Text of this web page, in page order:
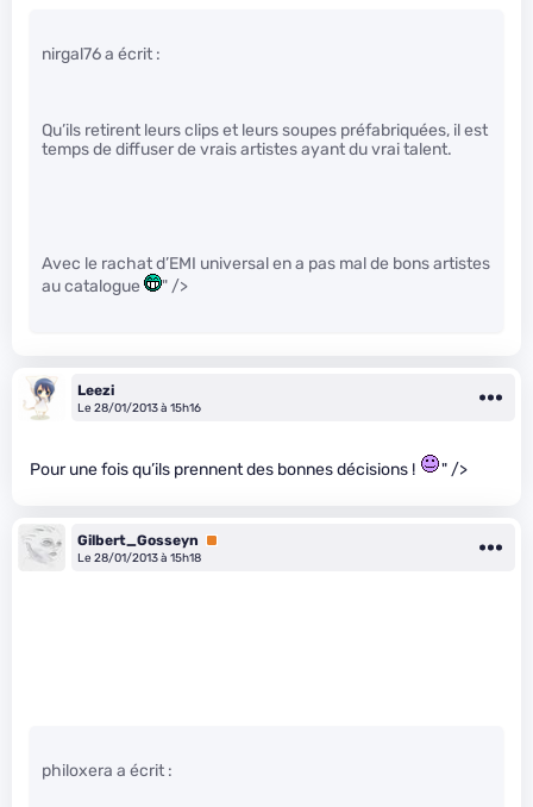
nirgal76 a écrit :
Qu’ils retirent leurs clips et leurs soupes préfabriquées, il est
temps de diffuser de vrais artistes ayant du vrai talent.
Avec le rachat d’EMI universal en a pas mal de bons artistes
au catalogue
" />
Leezi
Le 28/01/2013 à 15h16
Pour une fois qu’ils prennent des bonnes décisions ! " />
Gilbert_Gosseyn
Premium
Le 28/01/2013 à 15h18
philoxera a écrit :